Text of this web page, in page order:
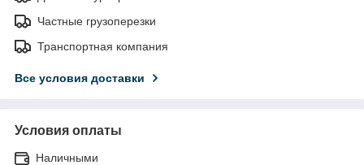
Частные грузоперезки
Транспортная компания
Все условия доставки
Условия оплаты
Наличными